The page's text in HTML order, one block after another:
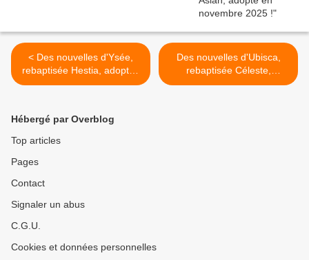
< Des nouvelles d'Ysée,
rebaptisée Hestia, adoptée
en août 2024 !
Des nouvelles d'Ubisca,
rebaptisée Céleste,
adoptée en mars 2024 ! >
Hébergé par Overblog
Top articles
Pages
Contact
Signaler un abus
C.G.U.
Cookies et données personnelles